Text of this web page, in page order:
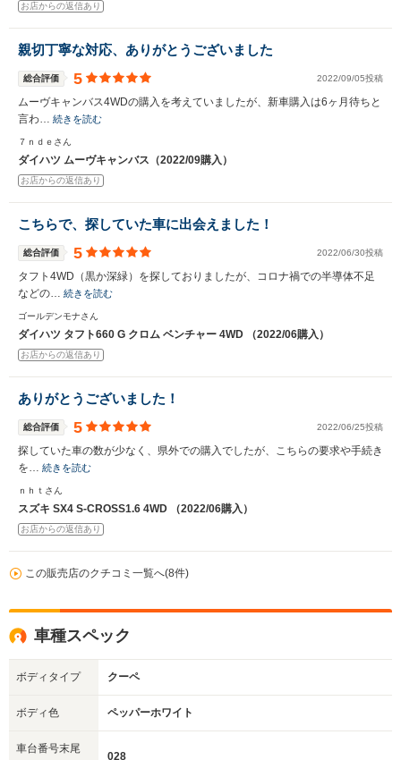
お店からの返信あり
親切丁寧な対応、ありがとうございました
総合評価 5 2022/09/05投稿
ムーヴキャンバス4WDの購入を考えていましたが、新車購入は6ヶ月待ちと
言わ… 続きを読む
７ｎｄｅさん
ダイハツ ムーヴキャンバス（2022/09購入）
お店からの返信あり
こちらで、探していた車に出会えました！
総合評価 5 2022/06/30投稿
タフト4WD（黒か深緑）を探しておりましたが、コロナ禍での半導体不足
などの… 続きを読む
ゴールデンモナさん
ダイハツ タフト660 G クロム ベンチャー 4WD （2022/06購入）
お店からの返信あり
ありがとうございました！
総合評価 5 2022/06/25投稿
探していた車の数が少なく、県外での購入でしたが、こちらの要求や手続き
を… 続きを読む
ｎｈｔさん
スズキ SX4 S-CROSS1.6 4WD （2022/06購入）
お店からの返信あり
この販売店のクチコミ一覧へ(8件)
車種スペック
ボディタイプ クーペ
ボディ色 ペッパーホワイト
車台番号末尾
028